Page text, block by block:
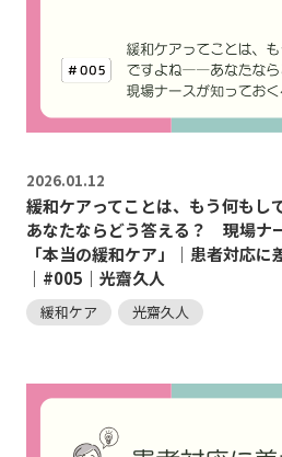
2026.01.12
緩和ケアってことは、もう何もし
あなたならどう答える？ 現場ナ
「本当の緩和ケア」｜患者対応
｜#005｜光齋久人
緩和ケア 光齋久人